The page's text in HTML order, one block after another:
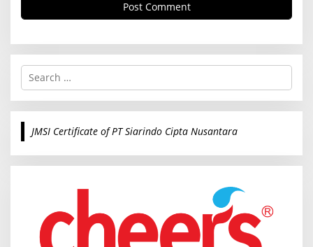
S
r
c
o
JMSI Certificate of PT Siarindo Cipta Nusantara